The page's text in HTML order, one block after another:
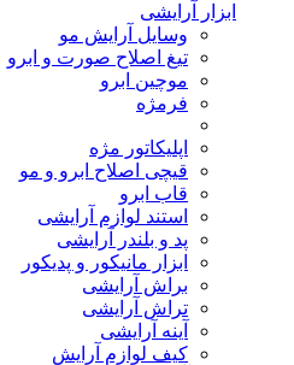
ابزار آرایشی
وسایل آرایش مو
تیغ اصلاح صورت و ابرو
موچین ابرو
فرمژه
اپلیکاتور مژه
قیچی اصلاح ابرو و مو
قاب ابرو
استند لوازم آرایشی
پد و بلندر آرایشی
ابزار مانیکور و پدیکور
براش آرایشی
تراش آرایشی
آینه آرایشی
کیف لوازم آرایش